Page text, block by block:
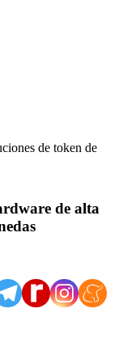
de alta